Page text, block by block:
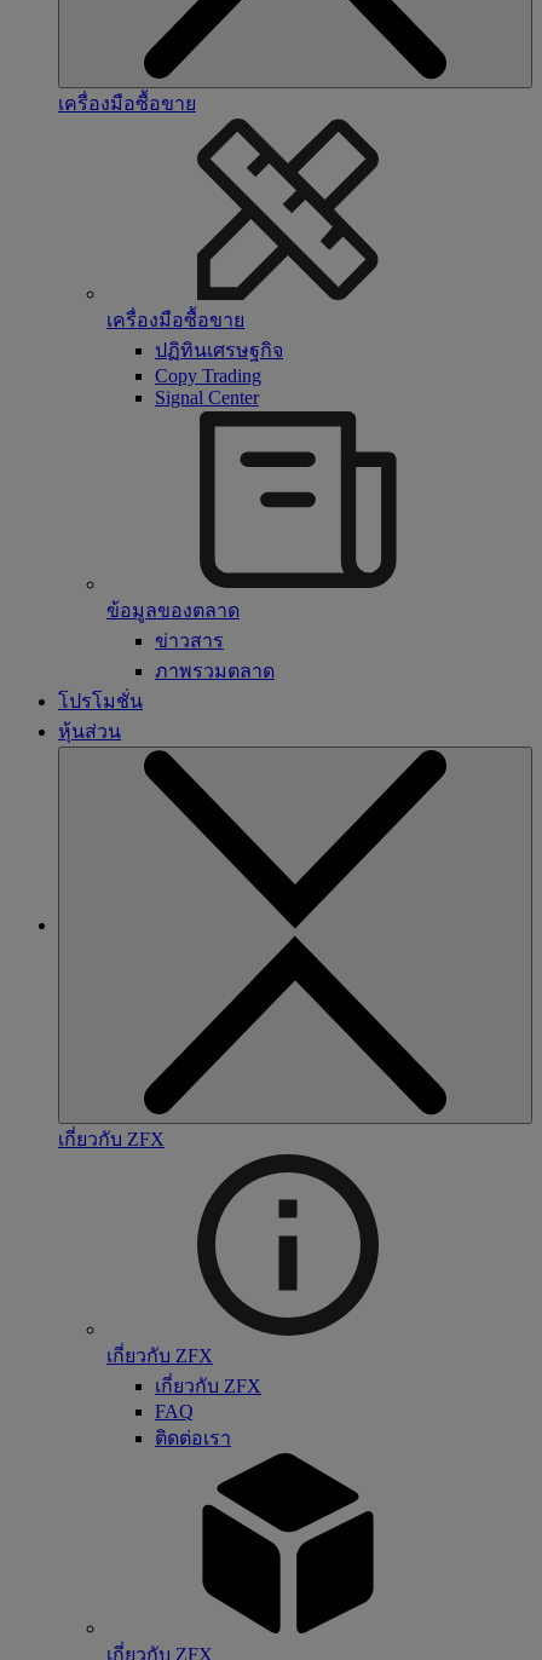
เครื่องมือซื้อขาย
เครื่องมือซื้อขาย
ปฏิทินเศรษฐกิจ
Copy Trading
Signal Center
ข้อมูลของตลาด
ข่าวสาร
ภาพรวมตลาด
โปรโมชั่น
หุ้นส่วน
เกี่ยวกับ ZFX
เกี่ยวกับ ZFX
เกี่ยวกับ ZFX
FAQ
ติดต่อเรา
เกี่ยวกับ ZFX